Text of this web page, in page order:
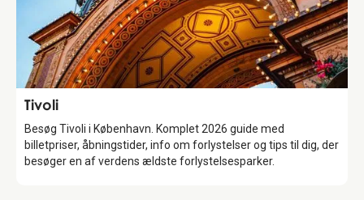
Attraction
Tivoli
Besøg Tivoli i København. Komplet 2026 guide med
billetpriser, åbningstider, info om forlystelser og tips til dig, der
besøger en af verdens ældste forlystelsesparker.